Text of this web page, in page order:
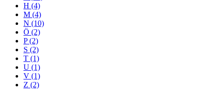
H (4)
M (4)
N (10)
Ö (2)
P(2)
S (2)
T (1)
U (1)
V (1)
Z (2)